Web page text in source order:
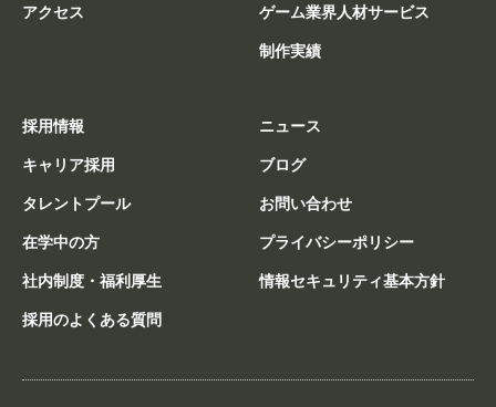
アクセス
ゲーム業界人材サービス
制作実績
採用情報
キャリア採用
タレントプール
在学中の方
社内制度・福利厚生
採用のよくある質問
ニュース
ブログ
お問い合わせ
プライバシーポリシー
情報セキュリティ基本方針